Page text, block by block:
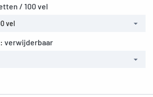
/ 100 vel
vel
verwijderbaar